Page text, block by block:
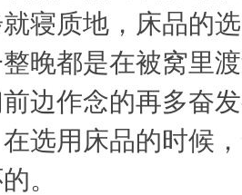
寝质地，床品的
晚都是在被窝里
边作念的再多奋
选用床品的时候
。